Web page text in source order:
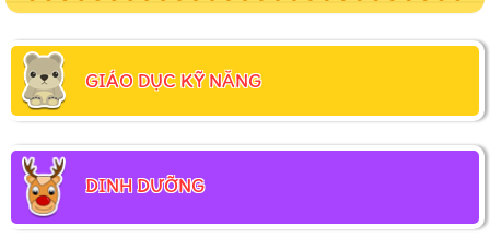
GIÁO DỤC KỸ NĂNG
DINH DƯỠNG